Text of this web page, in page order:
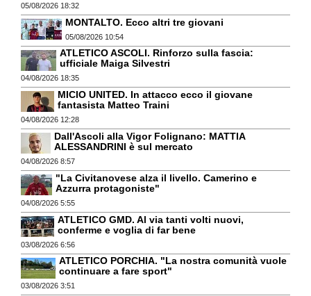
05/08/2026 18:32
MONTALTO. Ecco altri tre giovani
05/08/2026 10:54
ATLETICO ASCOLI. Rinforzo sulla fascia:
ufficiale Maiga Silvestri
04/08/2026 18:35
MICIO UNITED. In attacco ecco il giovane
fantasista Matteo Traini
04/08/2026 12:28
Dall'Ascoli alla Vigor Folignano: MATTIA
ALESSANDRINI è sul mercato
04/08/2026 8:57
"La Civitanovese alza il livello. Camerino e
Azzurra protagoniste"
04/08/2026 5:55
ATLETICO GMD. Al via tanti volti nuovi,
conferme e voglia di far bene
03/08/2026 6:56
ATLETICO PORCHIA. "La nostra comunità vuole
continuare a fare sport"
03/08/2026 3:51